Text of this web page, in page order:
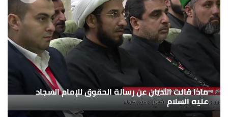
ماذا قالت الأديان عن رسالة الحقوق للإمام السجاد
عليه السلام